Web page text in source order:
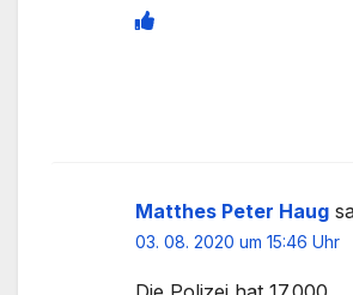
Matthes Peter Haug
03. 08. 2020 um 15:46 Uhr